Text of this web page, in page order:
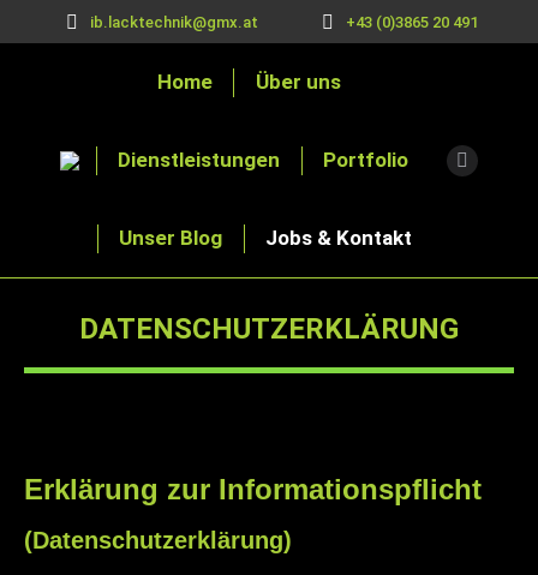
ib.lacktechnik@gmx.at +43 (0)3865 20 491
Home Über uns
Dienstleistungen Portfolio
Unser Blog Jobs & Kontakt
DATENSCHUTZERKLÄRUNG
You are here:
Erklärung zur Informationspflicht
(Datenschutzerklärung)